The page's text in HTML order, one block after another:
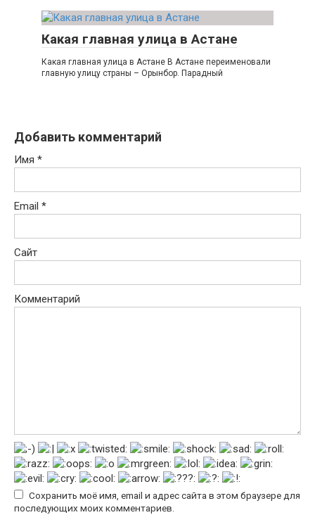
Какая главная улица в Астане
Какая главная улица в Астане В Астане переименовали
главную улицу страны – Орынбор. Парадный
Добавить комментарий
Имя *
Email *
Сайт
Комментарий
Сохранить моё имя, email и адрес сайта в этом браузере для
последующих моих комментариев.